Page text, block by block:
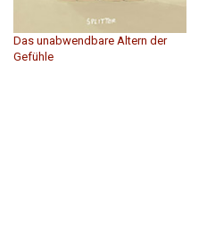
Das unabwendbare Altern der
Gefühle